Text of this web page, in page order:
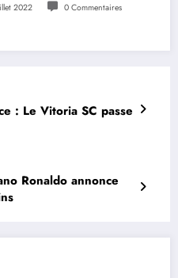
2022 0 Commentaires
: Le Vitoria SC passe
Ronaldo annonce